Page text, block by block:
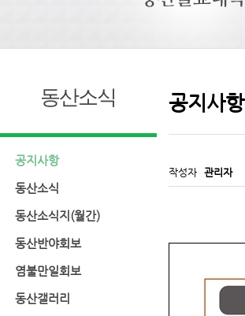
동산소식
공지사항
동산소식
동산소식지(월간)
동산반야회보
염불만일회보
동산갤러리
공지사항
작성자 관리자